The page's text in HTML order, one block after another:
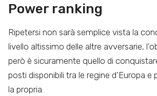
Power ranking
Ripetersi non sarà semplice vista la
livello altissimo delle altre avversarie,
però è sicuramente quello di
posti disponibili tra le regine d’Europa e
la propria.